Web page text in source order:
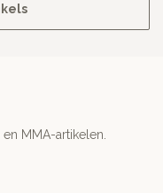
MMA-artikelen.